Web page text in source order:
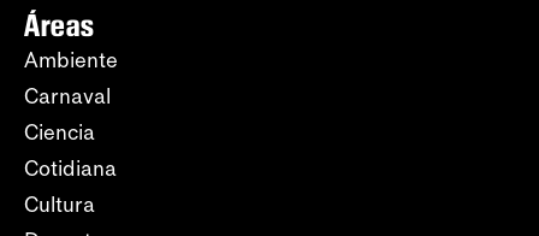
Áreas
Ambiente
Carnaval
Ciencia
Cotidiana
Cultura